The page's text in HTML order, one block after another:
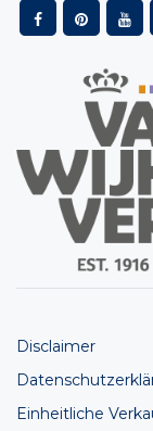
Disclaimer
Einheitliche